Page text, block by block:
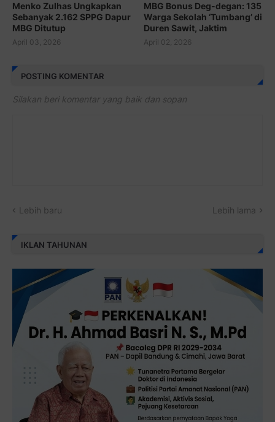
Menko Zulhas Ungkapkan
Sebanyak 2.162 SPPG Dapur
MBG Ditutup
April 03, 2026
MBG Bonus Deg-degan: 135
Warga Sekolah ‘Tumbang’ di
Duren Sawit, Jaktim
April 02, 2026
POSTING KOMENTAR
Silakan beri komentar yang baik dan sopan
Lebih baru Lebih lama
IKLAN TAHUNAN